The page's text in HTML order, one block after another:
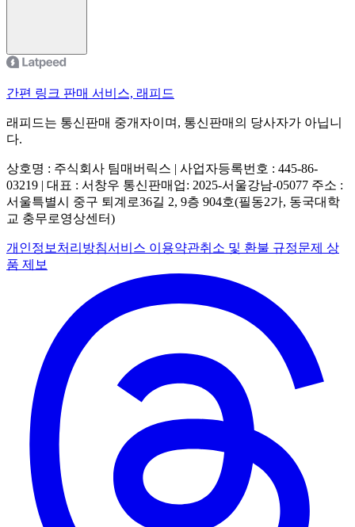
간편 링크 판매 서비스, 래피드
래피드는 통신판매 중개자이며, 통신판매의 당사자가 아닙니
다.
상호명 : 주식회사 팀매버릭스 | 사업자등록번호 : 445-86-
03219 | 대표 : 서창우 통신판매업: 2025-서울강남-05077 주소 :
서울특별시 중구 퇴계로36길 2, 9층 904호(필동2가, 동국대학
교 충무로영상센터)
개인정보처리방침서비스 이용약관취소 및 환불 규정문제 상
품 제보